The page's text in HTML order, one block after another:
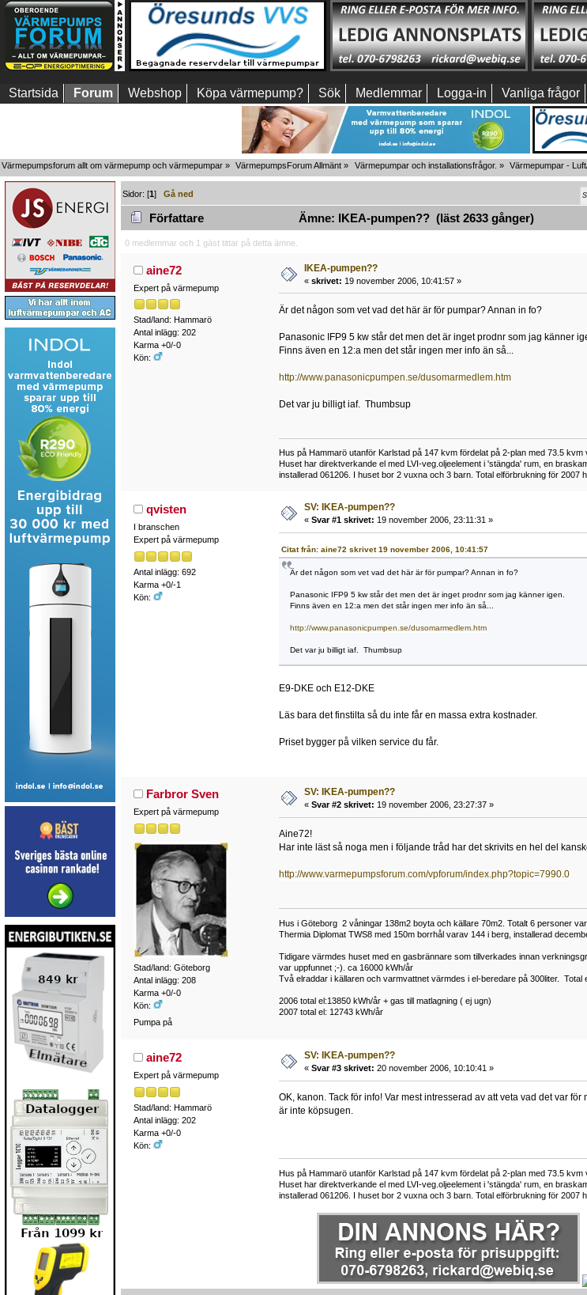
Startsida Forum Webshop Köpa värmepump? Sök Medlemmar Logga-in Vanliga frågor
Värmepumpsforum allt om värmepump och värmepumpar » VärmepumpsForum Allmänt » Värmepumpar och installationsfrågor. » Värmepumpar -
Sidor: [1]Gå ned
Författare Ämne: IKEA-pumpen?? (läst 2633 gånger)
0 medlemmar och 1 gäst tittar på detta ämne.
aine72
Expert på värmepump
Stad/land: Hammarö
Antal inlägg: 202
Karma +0/-0
Kön:
IKEA-pumpen??
« skrivet: 19 november 2006, 10:41:57 »
Är det någon som vet vad det här är för pumpar? Annan in fo?
Panasonic IFP9 5 kw står det men det är inget prodnr som jag känner
Finns även en 12:a men det står ingen mer info än så...
http://www.panasonicpumpen.se/dusomarmedlem.htm
Det var ju billigt iaf. Thumbsup
Hus på Hammarö utanför Karlstad på 147 kvm fördelat på 2-plan med 73.5
Huset har direktverkande el med LVI-veg.oljeelement i 'stängda' rum, en
installerad 061206. I huset bor 2 vuxna och 3 barn. Total elförbrukning för 2007
qvisten
I branschen
Expert på värmepump
Antal inlägg: 692
Karma +0/-1
Kön:
SV: IKEA-pumpen??
« Svar #1 skrivet: 19 november 2006, 23:11:31 »
Citat från: aine72 skrivet 19 november 2006, 10:41:57
Är det någon som vet vad det här är för pumpar? Annan in fo?
Panasonic IFP9 5 kw står det men det är inget prodnr som jag känner igen.
Finns även en 12:a men det står ingen mer info än så...
http://www.panasonicpumpen.se/dusomarmedlem.htm
Det var ju billigt iaf. Thumbsup
E9-DKE och E12-DKE
Läs bara det finstilta så du inte får en massa extra kostnader.
Priset bygger på vilken service du får.
Farbror Sven
Expert på värmepump
Stad/land: Göteborg
Antal inlägg: 208
Karma +0/-0
Kön:
Pumpa på
SV: IKEA-pumpen??
« Svar #2 skrivet: 19 november 2006, 23:27:37 »
Aine72!
Har inte läst så noga men i följande tråd har det skrivits en hel del
http://www.varmepumpsforum.com/vpforum/index.php?topic=7990.0
Hus i Göteborg 2 våningar 138m2 boyta och källare 70m2. Totalt 6 personer
Thermia Diplomat TWS8 med 150m borrhål varav 144 i berg, installerad
Tidigare värmdes huset med en gasbrännare som tillverkades innan
var uppfunnet ;-). ca 16000 kWh/år
Två elraddar i källaren och varmvattnet värmdes i el-beredare på 300liter. Total
2006 total el:13850 kWh/år + gas till matlagning ( ej ugn)
2007 total el: 12743 kWh/år
aine72
Expert på värmepump
Stad/land: Hammarö
Antal inlägg: 202
Karma +0/-0
Kön:
SV: IKEA-pumpen??
« Svar #3 skrivet: 20 november 2006, 10:10:41 »
OK, kanon. Tack för info! Var mest intresserad av att veta vad det var
är inte köpsugen.
Hus på Hammarö utanför Karlstad på 147 kvm fördelat på 2-plan med 73.5
Huset har direktverkande el med LVI-veg.oljeelement i 'stängda' rum, en
installerad 061206. I huset bor 2 vuxna och 3 barn. Total elförbrukning för 2007